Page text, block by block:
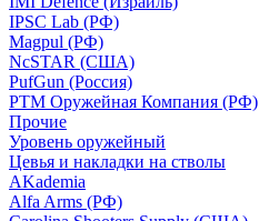
IPSC Lab (РФ)
Magpul (РФ)
NcSTAR (США)
PufGun (Россия)
РТМ Оружейная Компания (РФ)
Прочие
Уровень оружейный
Цевья и накладки на стволы
AKademia
Alfa Arms (РФ)